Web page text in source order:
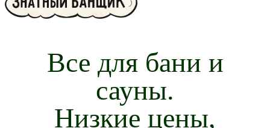
Все для бани и
сауны.
Низкие цены,